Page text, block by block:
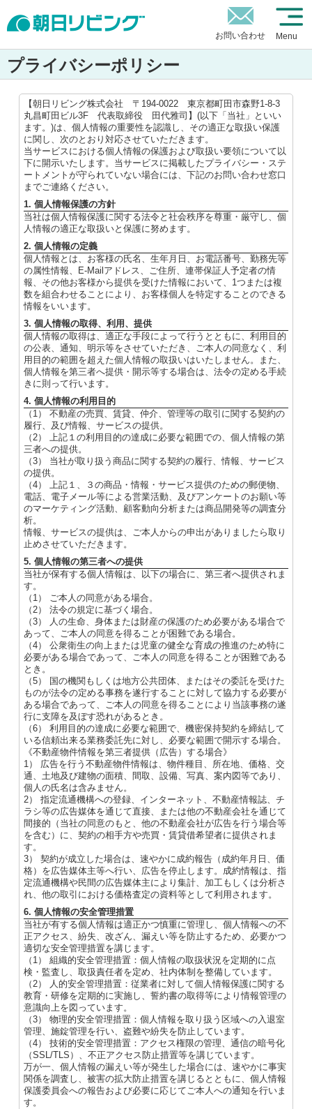
お問い合わせ Menu
プライバシーポリシー
【朝日リビング株式会社 〒194-0022 東京都町田市森野1-8-3
丸昌町田ビル3F 代表取締役 田代雅司】(以下「当社」といい
ます。)は、個人情報の重要性を認識し、その適正な取扱い保護
に関し、次のとおり対応させていただきます。
当サービスにおける個人情報の保護および取扱い要領について以
下に開示いたします。当サービスに掲載したプライバシー・ステ
ートメントが守られていない場合には、下記のお問い合わせ窓口
までご連絡ください。
1. 個人情報保護の方針
当社は個人情報保護に関する法令と社会秩序を尊重・厳守し、個
人情報の適正な取扱いと保護に努めます。
2. 個人情報の定義
個人情報とは、お客様の氏名、生年月日、お電話番号、勤務先等
の属性情報、E-Mailアドレス、ご住所、連帯保証人予定者の情
報、その他お客様から提供を受けた情報において、1つまたは複
数を組合わせることにより、お客様個人を特定することのできる
情報をいいます。
3. 個人情報の取得、利用、提供
個人情報の取得は、適正な手段によって行うとともに、利用目的
の公表、通知、明示等をさせていただき、ご本人の同意なく、利
用目的の範囲を超えた個人情報の取扱いはいたしません。また、
個人情報を第三者へ提供・開示等する場合は、法令の定める手続
きに則って行います。
4. 個人情報の利用目的
（1） 不動産の売買、賃貸、仲介、管理等の取引に関する契約の
履行、及び情報、サービスの提供。
（2） 上記１の利用目的の達成に必要な範囲での、個人情報の第
三者への提供。
（3） 当社が取り扱う商品に関する契約の履行、情報、サービス
の提供。
（4） 上記１、３の商品・情報・サービス提供のための郵便物、
電話、電子メール等による営業活動、及びアンケートのお願い等
のマーケティング活動、顧客動向分析または商品開発等の調査分
析。
情報、サービスの提供は、ご本人からの申出がありましたら取り
止めさせていただきます。
5. 個人情報の第三者への提供
当社が保有する個人情報は、以下の場合に、第三者へ提供されま
す。
（1） ご本人の同意がある場合。
（2） 法令の規定に基づく場合。
（3） 人の生命、身体または財産の保護のため必要がある場合で
あって、ご本人の同意を得ることが困難である場合。
（4） 公衆衛生の向上または児童の健全な育成の推進のため特に
必要がある場合であって、ご本人の同意を得ることが困難である
とき。
（5） 国の機関もしくは地方公共団体、またはその委託を受けた
ものが法令の定める事務を遂行することに対して協力する必要が
ある場合であって、ご本人の同意を得ることにより当該事務の遂
行に支障を及ぼす恐れがあるとき。
（6） 利用目的の達成に必要な範囲で、機密保持契約を締結して
いる信頼出来る業務委託先に対し、必要な範囲で開示する場合。
《不動産物件情報を第三者提供（広告）する場合》
1） 広告を行う不動産物件情報は、物件種目、所在地、価格、交
通、土地及び建物の面積、間取、設備、写真、案内図等であり、
個人の氏名は含みません。
2） 指定流通機構への登録、インターネット、不動産情報誌、チ
ラシ等の広告媒体を通じて直接、または他の不動産会社を通じて
間接的（当社の同意のもと、他の不動産会社が広告を行う場合等
を含む）に、契約の相手方や売買・賃貸借希望者に提供されま
す。
3） 契約が成立した場合は、速やかに成約報告（成約年月日、価
格）を広告媒体主等へ行い、広告を停止します。成約情報は、指
定流通機構や民間の広告媒体主により集計、加工もしくは分析さ
れ、他の取引における価格査定の資料等として利用されます。
6. 個人情報の安全管理措置
当社が有する個人情報は適正かつ慎重に管理し、個人情報への不
正アクセス、紛失、改ざん、漏えい等を防止するため、必要かつ
適切な安全管理措置を講じます。
（1） 組織的安全管理措置：個人情報の取扱状況を定期的に点
検・監査し、取扱責任者を定め、社内体制を整備しています。
（2） 人的安全管理措置：従業者に対して個人情報保護に関する
教育・研修を定期的に実施し、誓約書の取得等により情報管理の
意識向上を図っています。
（3） 物理的安全管理措置：個人情報を取り扱う区域への入退室
管理、施錠管理を行い、盗難や紛失を防止しています。
（4） 技術的安全管理措置：アクセス権限の管理、通信の暗号化
（SSL/TLS）、不正アクセス防止措置等を講じています。
万が一、個人情報の漏えい等が発生した場合には、速やかに事実
関係を調査し、被害の拡大防止措置を講じるとともに、個人情報
保護委員会への報告および必要に応じてご本人への通知を行いま
す。